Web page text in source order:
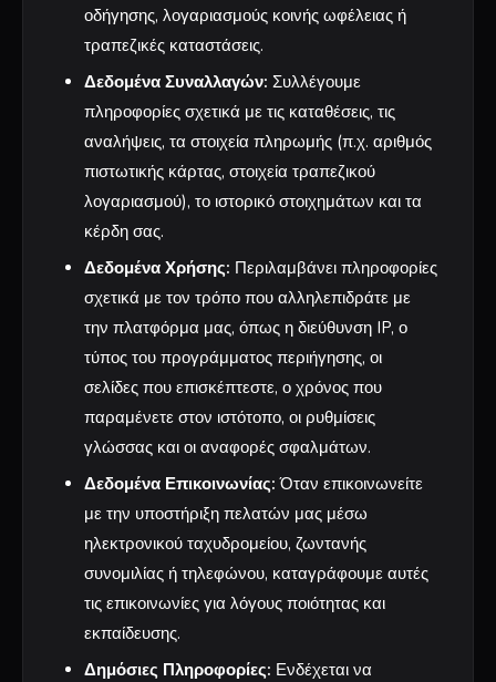
οδήγησης, λογαριασμούς κοινής ωφέλειας ή
τραπεζικές καταστάσεις.
Δεδομένα Συναλλαγών: Συλλέγουμε
πληροφορίες σχετικά με τις καταθέσεις, τις
αναλήψεις, τα στοιχεία πληρωμής (π.χ. αριθμός
πιστωτικής κάρτας, στοιχεία τραπεζικού
λογαριασμού), το ιστορικό στοιχημάτων και τα
κέρδη σας.
Δεδομένα Χρήσης: Περιλαμβάνει πληροφορίες
σχετικά με τον τρόπο που αλληλεπιδράτε με
την πλατφόρμα μας, όπως η διεύθυνση IP, ο
τύπος του προγράμματος περιήγησης, οι
σελίδες που επισκέπτεστε, ο χρόνος που
παραμένετε στον ιστότοπο, οι ρυθμίσεις
γλώσσας και οι αναφορές σφαλμάτων.
Δεδομένα Επικοινωνίας: Όταν επικοινωνείτε
με την υποστήριξη πελατών μας μέσω
ηλεκτρονικού ταχυδρομείου, ζωντανής
συνομιλίας ή τηλεφώνου, καταγράφουμε αυτές
τις επικοινωνίες για λόγους ποιότητας και
εκπαίδευσης.
Δημόσιες Πληροφορίες: Ενδέχεται να